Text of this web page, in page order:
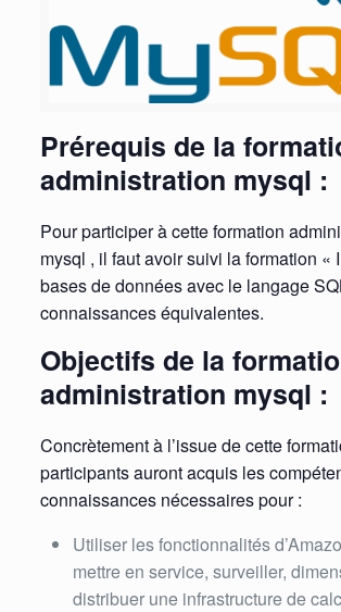
Prérequis de la
administration mysql :
Pour participer à cette formation
mysql , il faut avoir suivi la formation «
bases de données avec le langage
connaissances équivalentes.
Objectifs de la
administration mysql :
Concrètement à l’issue de cette
participants auront acquis les
connaissances nécessaires pour :
Utiliser les fonctionnalités
mettre en service, surveiller,
distribuer une infrastructure de